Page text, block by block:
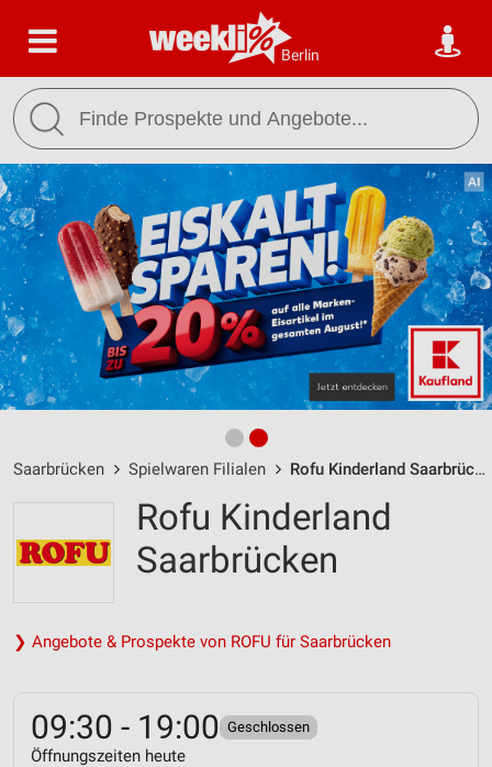
Berlin
Saarbrücken Spielwaren Filialen Rofu Kinderland Saarbrücken / Am Torhaus 56 - Öffnungszeiten & Adresse
Rofu Kinderland
Saarbrücken
❯ Angebote & Prospekte von ROFU für Saarbrücken
09:30 - 19:00 Geschlossen
Öffnungszeiten heute